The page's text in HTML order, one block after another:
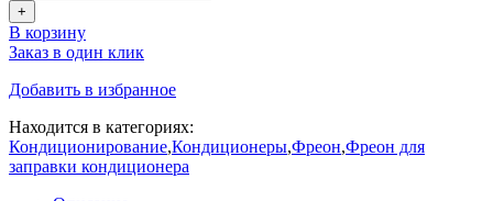
+
В корзину
Заказ в один клик
Добавить в избранное
Находится в категориях:
Кондиционирование,Кондиционеры,Фреон,Фреон для
заправки кондиционера